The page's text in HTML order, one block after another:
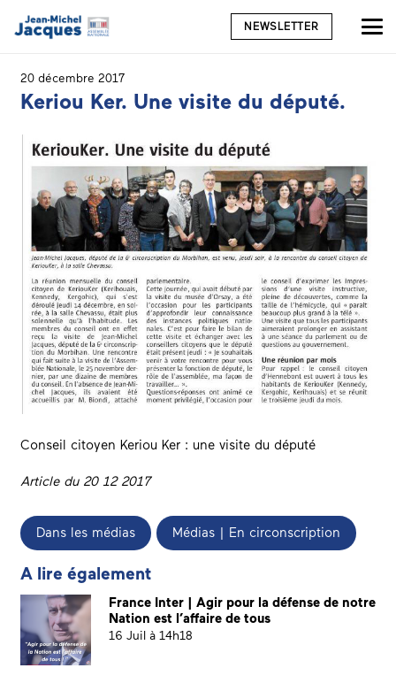
NEWSLETTER
20 décembre 2017
Keriou Ker. Une visite du député.
Conseil citoyen Keriou Ker : une visite du député
Article du 20 12 2017
Dans les médias Médias | En circonscription
A lire également
France Inter | Agir pour la défense de notre
Nation est l’affaire de tous
16 Juil à 14h18